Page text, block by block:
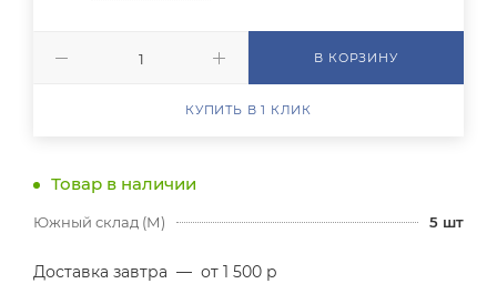
В КОРЗИНУ
КУПИТЬ В 1 КЛИК
Товар в наличии
Южный склад (М) 5 шт
Доставка завтра — от 1 500 р